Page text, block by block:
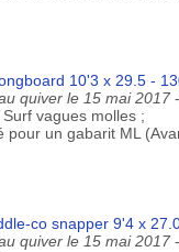
10'3 x 29.5 -
quiver le 15 mai 2017
Surf vagues molles ;
pour un gabarit ML
co snapper 9'4 x
quiver le 15 mai 2017